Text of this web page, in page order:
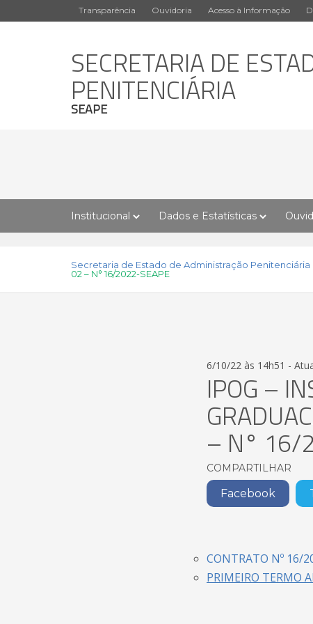
Transparência Ouvidoria Acesso à Informação
SECRETARIA DE
PENITENCIÁRIA
SEAPE
Institucional Dados e Estatísticas
Secretaria de Estado de Administração Penitenciária
02 – N° 16/2022-SEAPE
6/10/22 às 14h51 -
IPOG –
– N° 16/
COMPARTILHAR
Facebook
CONTRATO Nº 16/
PRIMEIRO TERMO